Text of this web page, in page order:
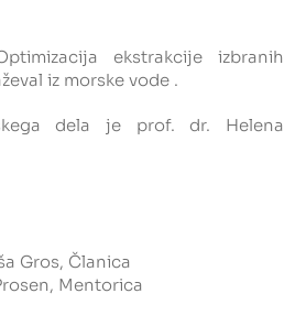
Javna naročila
Alumni UL FKKT
SL
ekstrakcije izbranih
iz morske vode .
dela je prof. dr. Helena
Gros, Članica
Mentorica